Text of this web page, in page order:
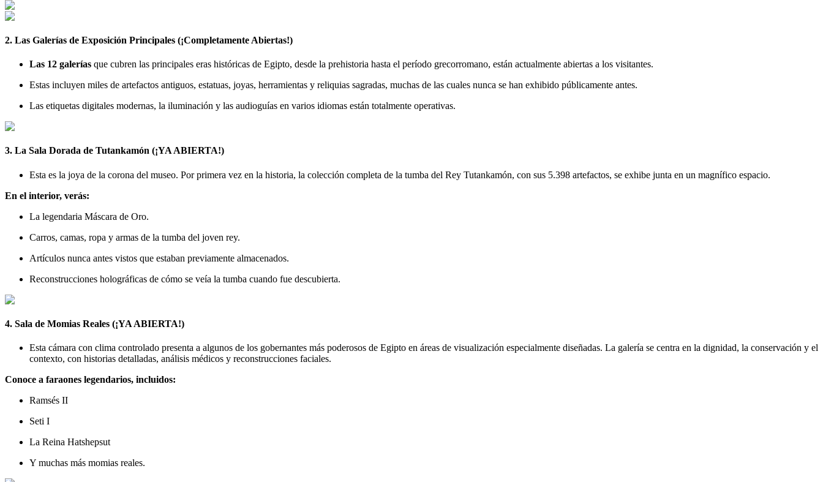
2. Las Galerías de Exposición Principales (¡Completamente Abiertas!)
Las 12 galerías que cubren las principales eras históricas de Egipto, desde la prehistoria hasta el período grecorromano, están actualmente abiertas a los visitantes.
Estas incluyen miles de artefactos antiguos, estatuas, joyas, herramientas y reliquias sagradas, muchas de las cuales nunca se han exhibido públicamente antes.
Las etiquetas digitales modernas, la iluminación y las audioguías en varios idiomas están totalmente operativas.
3. La Sala Dorada de Tutankamón (¡YA ABIERTA!)
Esta es la joya de la corona del museo. Por primera vez en la historia, la colección completa de la tumba del Rey Tutankamón, con sus 5.398 artefactos, se exhibe junta en un magnífico espacio.
En el interior, verás:
La legendaria Máscara de Oro.
Carros, camas, ropa y armas de la tumba del joven rey.
Artículos nunca antes vistos que estaban previamente almacenados.
Reconstrucciones holográficas de cómo se veía la tumba cuando fue descubierta.
4. Sala de Momias Reales (¡YA ABIERTA!)
Esta cámara con clima controlado presenta a algunos de los gobernantes más poderosos de Egipto en áreas de visualización especialmente diseñadas. La galería se centra en la dignidad, la conservación y el
contexto, con historias detalladas, análisis médicos y reconstrucciones faciales.
Conoce a faraones legendarios, incluidos:
Ramsés II
Seti I
La Reina Hatshepsut
Y muchas más momias reales.